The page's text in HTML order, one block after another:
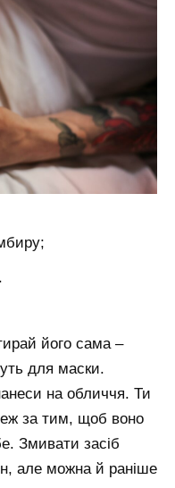
його сама –
для маски.
на обличчя. Ти
за тим, щоб воно
Змивати засіб
але можна й раніше